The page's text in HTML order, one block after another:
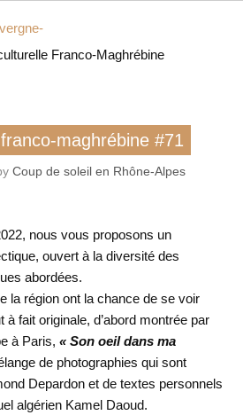
Coup
Franco-Maghrébine
maghrébine
maghrébine #71
Coup de soleil en Rhône-Alpes
nous vous proposons un
ouvert à la diversité des
abordées.
la région ont la chance de se voir
à fait originale, d’abord montrée par
à Paris, « Son oeil dans ma
de photographies qui sont
Depardon et de textes personnels
algérien Kamel Daoud.